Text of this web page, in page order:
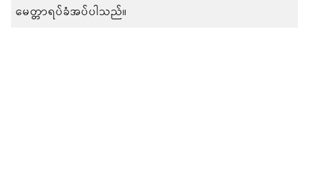
မေတ္တာရပ်ခံအပ်ပါသည်။